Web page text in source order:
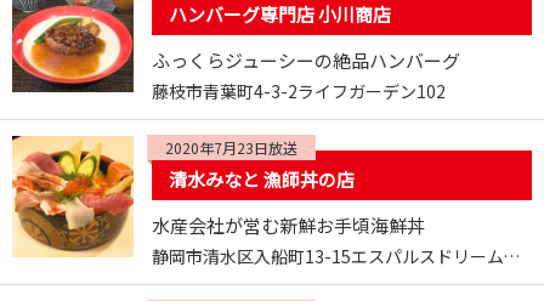
ハンバーグ専門店 小川商店
ふっくらジューシーの絶品ハンバーグ
藤枝市青葉町4-3-2ライフガーデン102
2020年7月23日放送
清水みなと 漁師丼の店
水産会社が営む新鮮お手頃海鮮丼
静岡市清水区入船町13-15エスパルスドリームプラザ１F